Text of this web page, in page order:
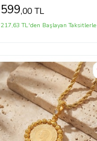
599,00 TL
217,63 TL'den Başlayan Taksitlerle